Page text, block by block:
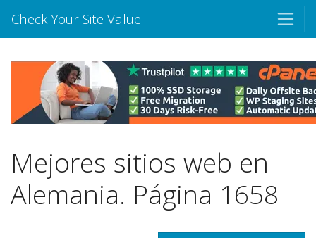
Check Your Site Value
Mejores sitios web en
Alemania. Página 1658